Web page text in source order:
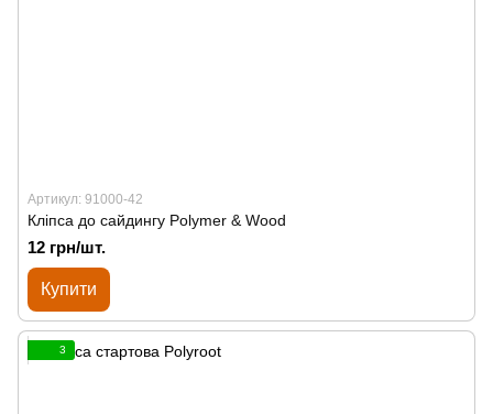
Артикул: 91000-42
Кліпса до сайдингу Polymer & Wood
12 грн/шт.
Купити
3